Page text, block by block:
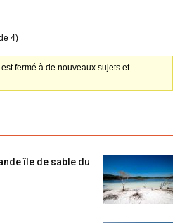
4)
est fermé à de nouveaux sujets et
île de sable du